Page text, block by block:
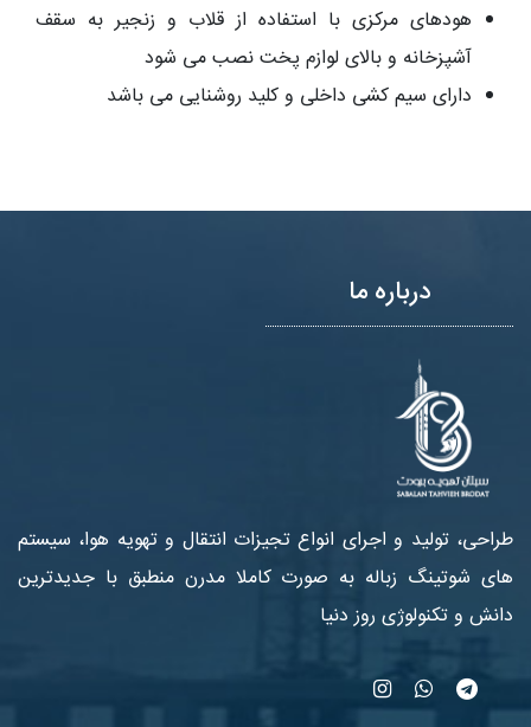
هودهای مرکزی با استفاده از قلاب و زنجیر به سقف
آشپزخانه و بالای لوازم پخت نصب می شود
دارای سیم کشی داخلی و کلید روشنایی می باشد
درباره ما
طراحی، تولید و اجرای انواع تجیزات انتقال و تهویه هوا، سیستم
های شوتینگ زباله به صورت کاملا مدرن منطبق با جدیدترین
دانش و تکنولوژی روز دنیا